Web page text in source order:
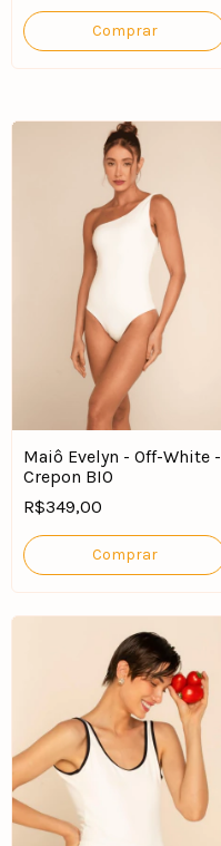
Comprar
Maiô Evelyn - Off-White -
Crepon BIO
R$349,00
Comprar